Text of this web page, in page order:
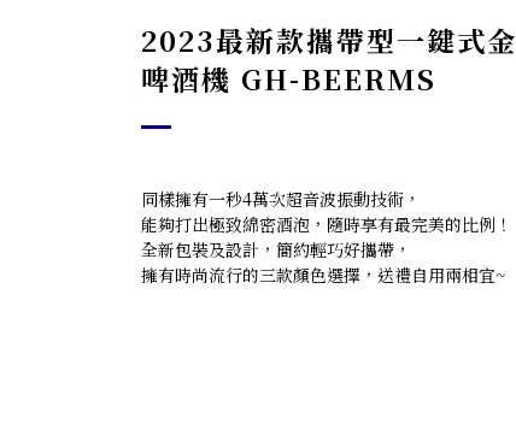
2023最新款攜帶型一鍵式
啤酒機 GH-BEERMS
同樣擁有一秒4萬次超音波振動技術，
能夠打出極致綿密酒泡，隨時享有最完美的比例！
全新包裝及設計，簡約輕巧好攜帶，
擁有時尚流行的三款顏色選擇，送禮自用兩相宜~